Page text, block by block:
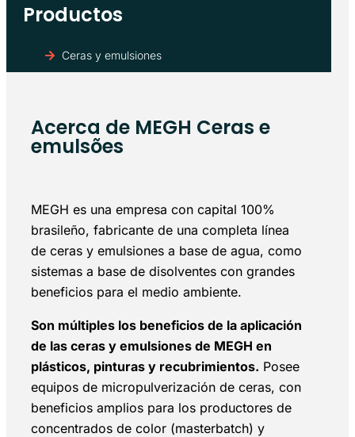
Productos
Ceras y emulsiones
Acerca de MEGH Ceras e
emulsões
MEGH es una empresa con capital 100%
brasileño, fabricante de una completa línea
de ceras y emulsiones a base de agua, como
sistemas a base de disolventes con grandes
beneficios para el medio ambiente.
Son múltiples los beneficios de la aplicación
de las ceras y emulsiones de MEGH en
plásticos, pinturas y recubrimientos. Posee
equipos de micropulverización de ceras, con
beneficios amplios para los productores de
concentrados de color (masterbatch) y